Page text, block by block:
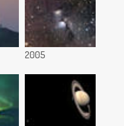
2005